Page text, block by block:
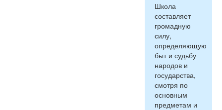
Школа
составляет
громадную
силу,
определяющую
быт и судьбу
народов и
государства,
смотря по
основным
предметам и